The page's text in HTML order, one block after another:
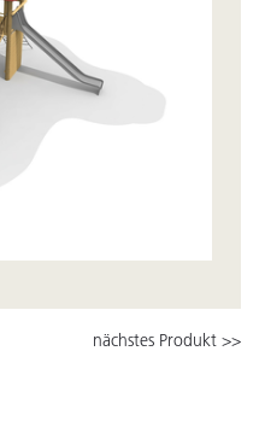
nächstes Produkt >>